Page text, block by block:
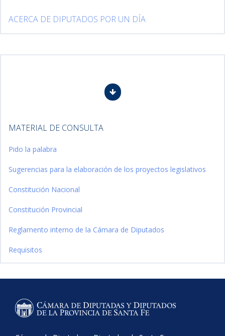
ACERCA DE DIPUTADOS POR UN DÍA
MATERIAL DE CONSULTA
Pido la palabra
Sugerencias para la elaboración de los proyectos legislativos
Constitución Nacional
Constitución Provincial
Reglamento interno de la Cámara de Diputados
Requisitos